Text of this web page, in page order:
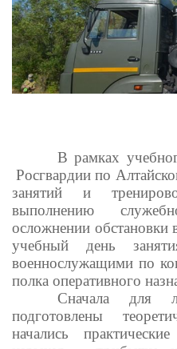
В рамках
Росгвардии по
занятий и
выполнению
осложнении
учебный день
военнослужащими по
полка оперативного
Сначала для
подготовлены
начались